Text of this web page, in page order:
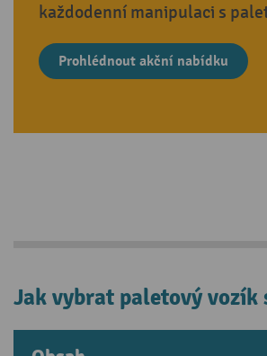
každodenní manipulaci s
Prohlédnout akční nabídku
Jak vybrat paletový vozík